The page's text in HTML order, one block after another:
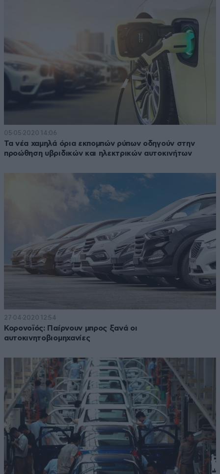
05·05·2020 14:06
Τα νέα χαμηλά όρια εκπομπών ρύπων οδηγούν στην
προώθηση υβριδικών και ηλεκτρικών αυτοκινήτων
27·04·2020 12:54
Κορονοϊός: Παίρνουν μπρος ξανά οι
αυτοκινητοβιομηχανίες